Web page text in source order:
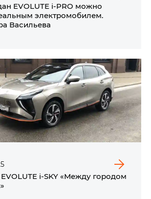
EVOLUTE i‑PRO можно
электромобилем.
Васильева
i‑SKY «Между городом